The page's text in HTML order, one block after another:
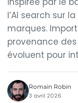
l’AI search sur
marques.
provenance des
évoluent pour
Romain Robin
3 avril 2026